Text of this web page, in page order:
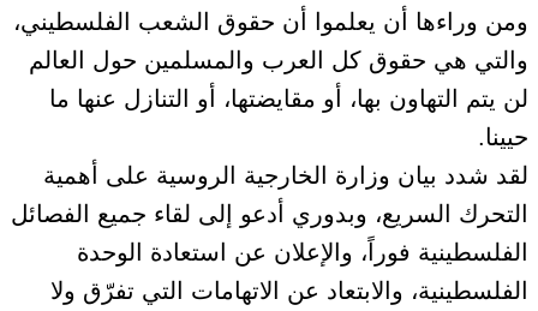
ومن وراءها أن يعلموا أن حقوق الشعب الفلسطيني،
والتي هي حقوق كل العرب والمسلمين حول العالم
لن يتم التهاون بها، أو مقايضتها، أو التنازل عنها ما
حيينا.
لقد شدد بيان وزارة الخارجية الروسية على أهمية
التحرك السريع، وبدوري أدعو إلى لقاء جميع الفصائل
الفلسطينية فوراً، والإعلان عن استعادة الوحدة
الفلسطينية، والابتعاد عن الاتهامات التي تفرّق ولا